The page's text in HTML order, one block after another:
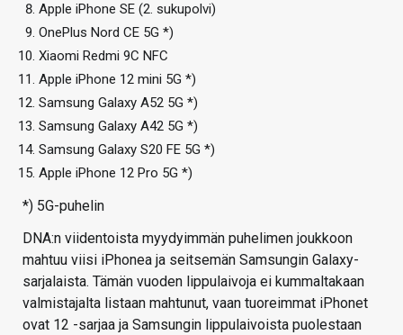
Apple iPhone SE (2. sukupolvi)
OnePlus Nord CE 5G *)
Xiaomi Redmi 9C NFC
Apple iPhone 12 mini 5G *)
Samsung Galaxy A52 5G *)
Samsung Galaxy A42 5G *)
Samsung Galaxy S20 FE 5G *)
Apple iPhone 12 Pro 5G *)
*) 5G-puhelin
DNA:n viidentoista myydyimmän puhelimen joukkoon
mahtuu viisi iPhonea ja seitsemän Samsungin Galaxy-
sarjalaista. Tämän vuoden lippulaivoja ei kummaltakaan
valmistajalta listaan mahtunut, vaan tuoreimmat iPhonet
ovat 12 -sarjaa ja Samsungin lippulaivoista puolestaan